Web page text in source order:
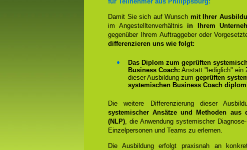
Damit Sie sich auf Wunsch mit Ihrer
im Angestelltenverhältnis in Ihrem
gegenüber Ihrem Auftraggeber oder
differenzieren uns wie folgt:
Das Diplom zum geprüften
Business Coach: Anstatt "lediglich" ein
dieser Ausbildung zum geprüften
systemischen Business Coach
Die weitere Differenzierung dieser
systemischer Ansätze und Methoden aus
(NLP), die Anwendung systemischer
Einzelpersonen und Teams zu erlernen.
Die Ausbildung erfolgt praxisnah an